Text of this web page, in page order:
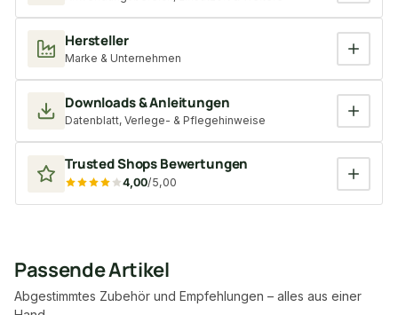
Hersteller
Marke & Unternehmen
Downloads & Anleitungen
Datenblatt, Verlege- & Pflegehinweise
Trusted Shops Bewertungen
4,00/5,00
Passende Artikel
Abgestimmtes Zubehör und Empfehlungen – alles aus einer